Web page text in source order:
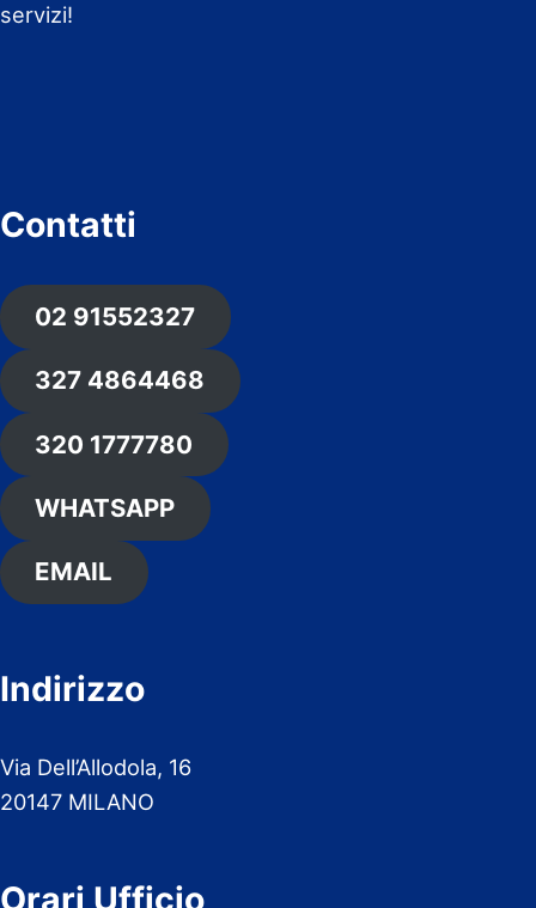
servizi!
Contatti
02 91552327
327 4864468
320 1777780
WHATSAPP
EMAIL
Indirizzo
Via Dell’Allodola, 16
20147 MILANO
Orari Ufficio